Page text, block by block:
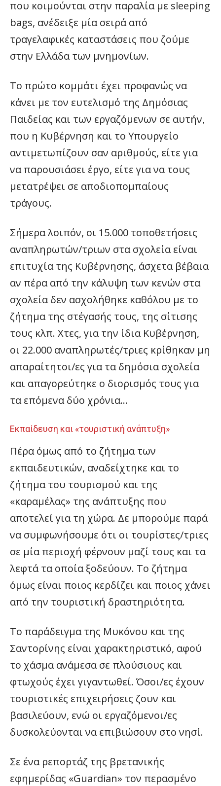
που κοιμούνται στην παραλία με sleeping
bags, ανέδειξε μία σειρά από
τραγελαφικές καταστάσεις που ζούμε
στην Ελλάδα των μνημονίων.
Το πρώτο κομμάτι έχει προφανώς να
κάνει με τον ευτελισμό της Δημόσιας
Παιδείας και των εργαζόμενων σε αυτήν,
που η Κυβέρνηση και το Υπουργείο
αντιμετωπίζουν σαν αριθμούς, είτε για
να παρουσιάσει έργο, είτε για να τους
μετατρέψει σε αποδιοπομπαίους
τράγους.
Σήμερα λοιπόν, οι 15.000 τοποθετήσεις
αναπληρωτών/τριων στα σχολεία είναι
επιτυχία της Κυβέρνησης, άσχετα βέβαια
αν πέρα από την κάλυψη των κενών στα
σχολεία δεν ασχολήθηκε καθόλου με το
ζήτημα της στέγασής τους, της σίτισης
τους κλπ. Χτες, για την ίδια Κυβέρνηση,
οι 22.000 αναπληρωτές/τριες κρίθηκαν μη
απαραίτητοι/ες για τα δημόσια σχολεία
και απαγορεύτηκε ο διορισμός τους για
τα επόμενα δύο χρόνια…
Εκπαίδευση και «τουριστική ανάπτυξη»
Πέρα όμως από το ζήτημα των
εκπαιδευτικών, αναδείχτηκε και το
ζήτημα του τουρισμού και της
«καραμέλας» της ανάπτυξης που
αποτελεί για τη χώρα. Δε μπορούμε παρά
να συμφωνήσουμε ότι οι τουρίστες/τριες
σε μία περιοχή φέρνουν μαζί τους και τα
λεφτά τα οποία ξοδεύουν. Το ζήτημα
όμως είναι ποιος κερδίζει και ποιος χάνει
από την τουριστική δραστηριότητα.
Το παράδειγμα της Μυκόνου και της
Σαντορίνης είναι χαρακτηριστικό, αφού
το χάσμα ανάμεσα σε πλούσιους και
φτωχούς έχει γιγαντωθεί. Όσοι/ες έχουν
τουριστικές επιχειρήσεις ζουν και
βασιλεύουν, ενώ οι εργαζόμενοι/ες
δυσκολεύονται να επιβιώσουν στο νησί.
Σε ένα ρεπορτάζ της βρετανικής
εφημερίδας «Guardian» τον περασμένο